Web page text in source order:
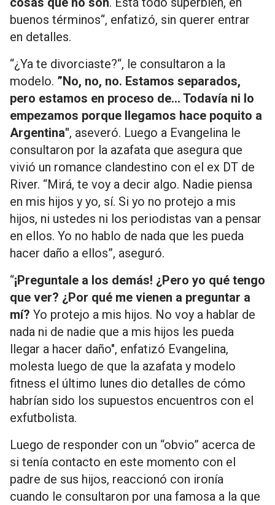
buenos términos“, enfatizó, sin querer entrar
en detalles.
“¿Ya te divorciaste?“, le consultaron a la
modelo. ”No, no, no. Estamos separados,
pero estamos en proceso de... Todavía ni lo
empezamos porque llegamos hace poquito a
Argentina", aseveró. Luego a Evangelina le
consultaron por la azafata que asegura que
vivió un romance clandestino con el ex DT de
River. “Mirá, te voy a decir algo. Nadie piensa
en mis hijos y yo, sí. Si yo no protejo a mis
hijos, ni ustedes ni los periodistas van a pensar
en ellos. Yo no hablo de nada que les pueda
hacer daño a ellos”, aseguró.
“¡Preguntale a los demás! ¿Pero yo qué tengo
que ver? ¿Por qué me vienen a preguntar a
mí? Yo protejo a mis hijos. No voy a hablar de
nada ni de nadie que a mis hijos les pueda
llegar a hacer daño", enfatizó Evangelina,
molesta luego de que la azafata y modelo
fitness el último lunes dio detalles de cómo
habrían sido los supuestos encuentros con el
exfutbolista.
Luego de responder con un “obvio” acerca de
si tenía contacto en este momento con el
padre de sus hijos, reaccionó con ironía
cuando le consultaron por una famosa a la que